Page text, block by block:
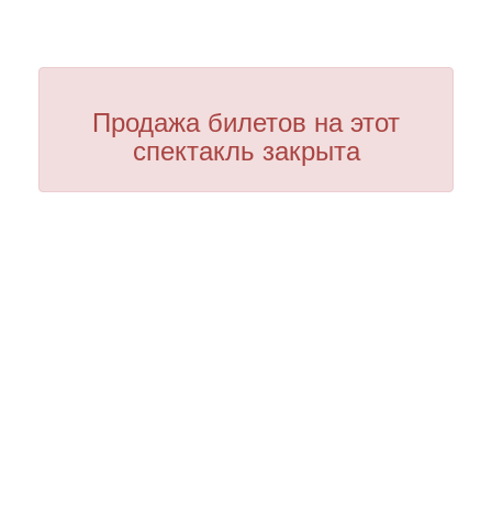
Продажа билетов на этот
спектакль закрыта